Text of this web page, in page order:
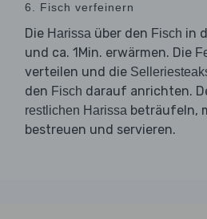
6. Fisch verfeinern
Die Harissa über den Fisch in
und ca. 1Min. erwärmen. Die
verteilen und die
den Fisch darauf anrichten.
restlichen Harissa beträufeln,
bestreuen und servieren.